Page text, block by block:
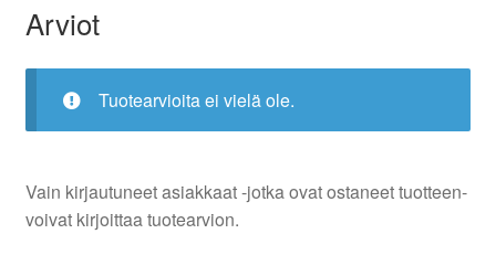
Arviot
Tuotearvioita ei vielä ole.
Vain kirjautuneet asiakkaat -jotka ovat ostaneet tuotteen-
voivat kirjoittaa tuotearvion.